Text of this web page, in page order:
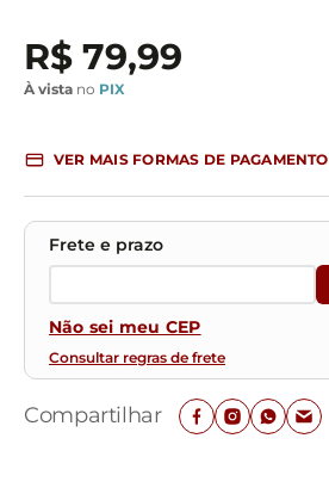
R$ 79,99
À vista no PIX
VER MAIS FORMAS DE PAGAMENTO
Não sei meu CEP
Consultar regras de frete
Compartilhar